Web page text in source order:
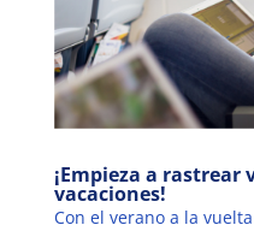
¡Empieza a
vacaciones!
Con el verano a la